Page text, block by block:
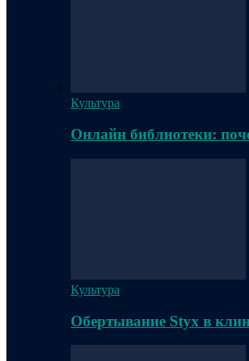
Культура
Онлайн библиотеки:
Культура
Обертывание Styx в